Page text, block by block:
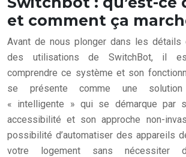
et comment ça
Avant de nous plonger dans les détails
des utilisations de SwitchBot, il
comprendre ce système et son
se présente comme une
« intelligente » qui se démarque par
accessibilité et son approche non-
possibilité d’automatiser des appareils
votre logement sans nécessiter